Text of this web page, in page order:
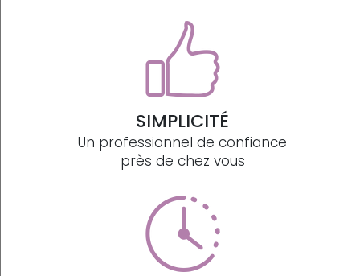
SIMPLICITÉ
Un professionnel de confiance
près de chez vous